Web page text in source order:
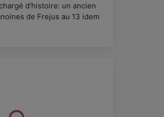
d'histoire: un ancien
de Frejus au 13 idem